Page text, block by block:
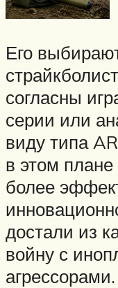
Его
согласны
серии или
виду типа
в этом плане
более
достали из
войну с
агрессорами.